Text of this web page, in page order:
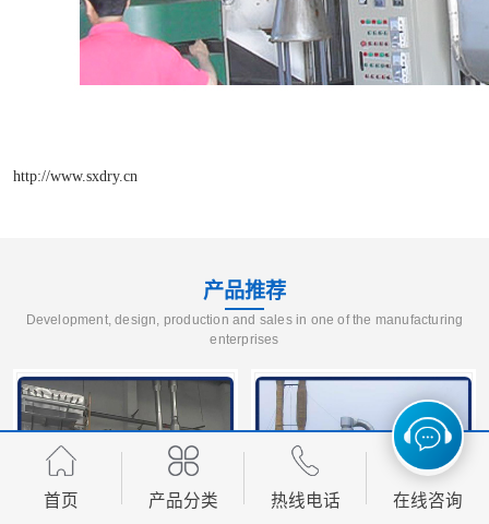
http://www.sxdry.cn
产品推荐
Development, design, production and sales in one of the manufacturing
enterprises
首页 产品分类 热线电话 在线咨询